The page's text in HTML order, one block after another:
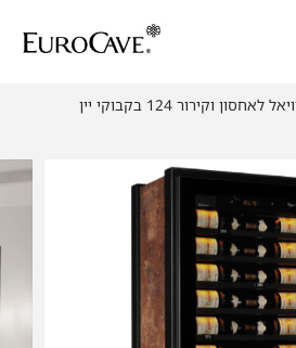
וקירור 124 בקבוקי יין